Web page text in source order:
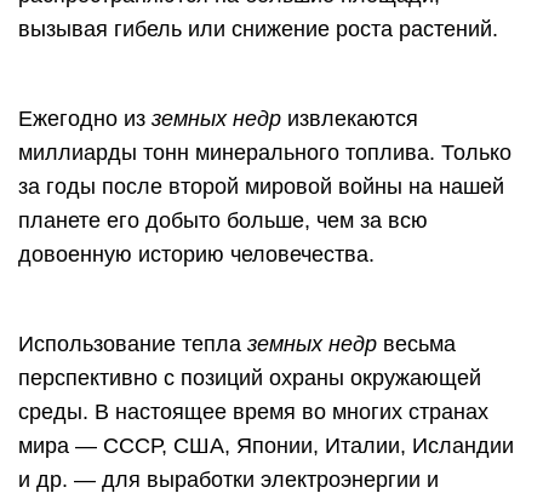
вызывая гибель или снижение роста растений.
Ежегодно из земных недр извлекаются
миллиарды тонн минерального топлива. Только
за годы после второй мировой войны на нашей
планете его добыто больше, чем за всю
довоенную историю человечества.
Использование тепла земных недр весьма
перспективно с позиций охраны окружающей
среды. В настоящее время во многих странах
мира — СССР, США, Японии, Италии, Исландии
и др. — для выработки электроэнергии и